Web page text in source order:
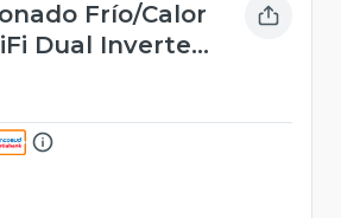
Frío/Calor
Dual Inverter